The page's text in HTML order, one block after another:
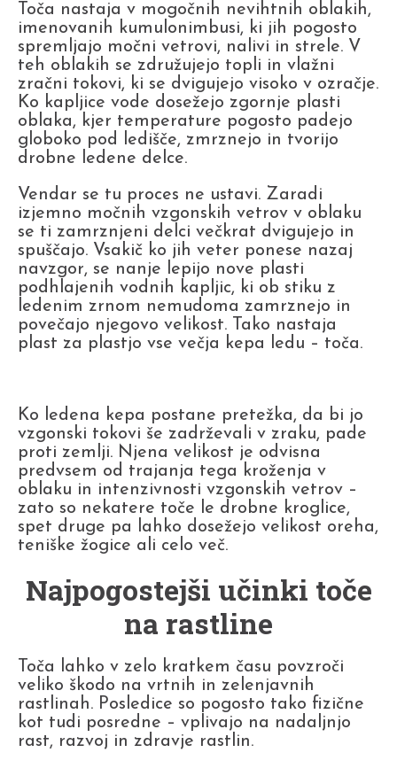
Toča nastaja v mogočnih nevihtnih oblakih,
imenovanih kumulonimbusi, ki jih pogosto
spremljajo močni vetrovi, nalivi in strele. V
teh oblakih se združujejo topli in vlažni
zračni tokovi, ki se dvigujejo visoko v ozračje.
Ko kapljice vode dosežejo zgornje plasti
oblaka, kjer temperature pogosto padejo
globoko pod ledišče, zmrznejo in tvorijo
drobne ledene delce.
Vendar se tu proces ne ustavi. Zaradi
izjemno močnih vzgonskih vetrov v oblaku
se ti zamrznjeni delci večkrat dvigujejo in
spuščajo. Vsakič ko jih veter ponese nazaj
navzgor, se nanje lepijo nove plasti
podhlajenih vodnih kapljic, ki ob stiku z
ledenim zrnom nemudoma zamrznejo in
povečajo njegovo velikost. Tako nastaja
plast za plastjo vse večja kepa ledu – toča.
Ko ledena kepa postane pretežka, da bi jo
vzgonski tokovi še zadrževali v zraku, pade
proti zemlji. Njena velikost je odvisna
predvsem od trajanja tega kroženja v
oblaku in intenzivnosti vzgonskih vetrov –
zato so nekatere toče le drobne kroglice,
spet druge pa lahko dosežejo velikost oreha,
teniške žogice ali celo več.
Najpogostejši učinki toče
na rastline
Toča lahko v zelo kratkem času povzroči
veliko škodo na vrtnih in zelenjavnih
rastlinah. Posledice so pogosto tako fizične
kot tudi posredne – vplivajo na nadaljnjo
rast, razvoj in zdravje rastlin.